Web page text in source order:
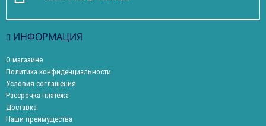
ИНФОРМАЦИЯ
О магазине
Политика конфиденциальности
Условия соглашения
Рассрочка платежа
Доставка
Наши преимущества